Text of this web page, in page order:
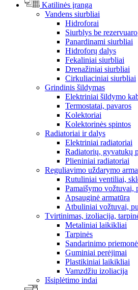
Katilinės įranga
Vandens siurbliai
Hidroforai
Siurblys be rezervuaro
Panardinami siurbliai
Hidroforų dalys
Fekaliniai siurbliai
Drenažiniai siurbliai
Cirkuliaciniai siurbliai
Grindinis šildymas
Elektriniai šildymo
Termostatai, pavaros
Kolektoriai
Kolektorinės spintos
Radiatoriai ir dalys
Elektriniai radiatoriai
Radiatorių, gyvatukų
Plieniniai radiatoriai
Reguliavimo uždarymo
Rutuliniai ventiliai,
Pamaišymo vožtuvai,
Apsauginė armatūra
Atbuliniai vožtuvai,
Tvirtinimas, izoliacija,
Metaliniai laikikliai
Tarpinės
Sandarinimo
Guminiai perėjimai
Plastikiniai laikikliai
Vamzdžiu izoliacija
Išsiplėtimo indai